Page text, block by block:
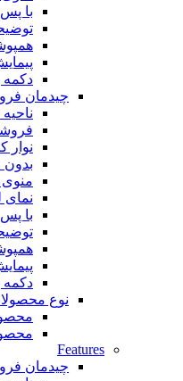
با
دکمه
چیدمان
ناحیه
نوار
با
دکمه
نوع
Features
چیدمان